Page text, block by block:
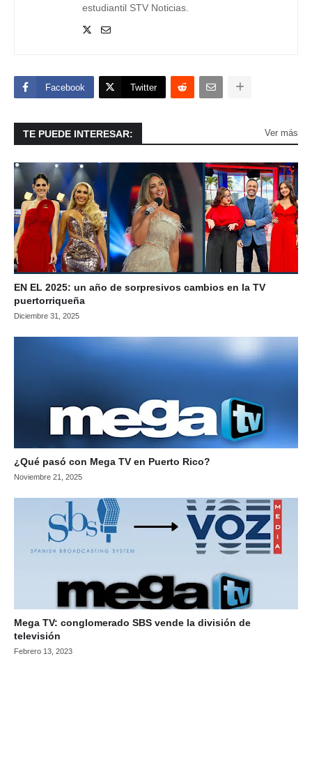
estudiantil STV Noticias.
Facebook Twitter
TE PUEDE INTERESAR: Ver más
EN EL 2025: un año de sorpresivos cambios en la TV
puertorriqueña
Diciembre 31, 2025
¿Qué pasó con Mega TV en Puerto Rico?
Noviembre 21, 2025
Mega TV: conglomerado SBS vende la división de
televisión
Febrero 13, 2023